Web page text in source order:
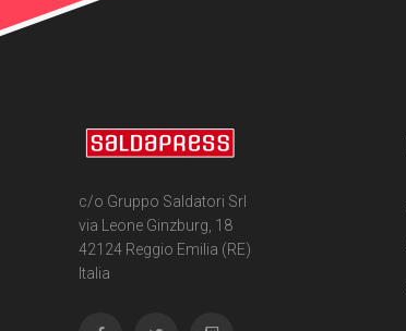
c/o Gruppo Saldatori Srl
via Leone Ginzburg, 18
42124 Reggio Emilia (RE)
Italia